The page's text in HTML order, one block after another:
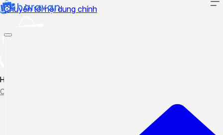
Chuyển tới nội dung chính
Hướng dẫn sử dụng
Cập nhật tính năng mới